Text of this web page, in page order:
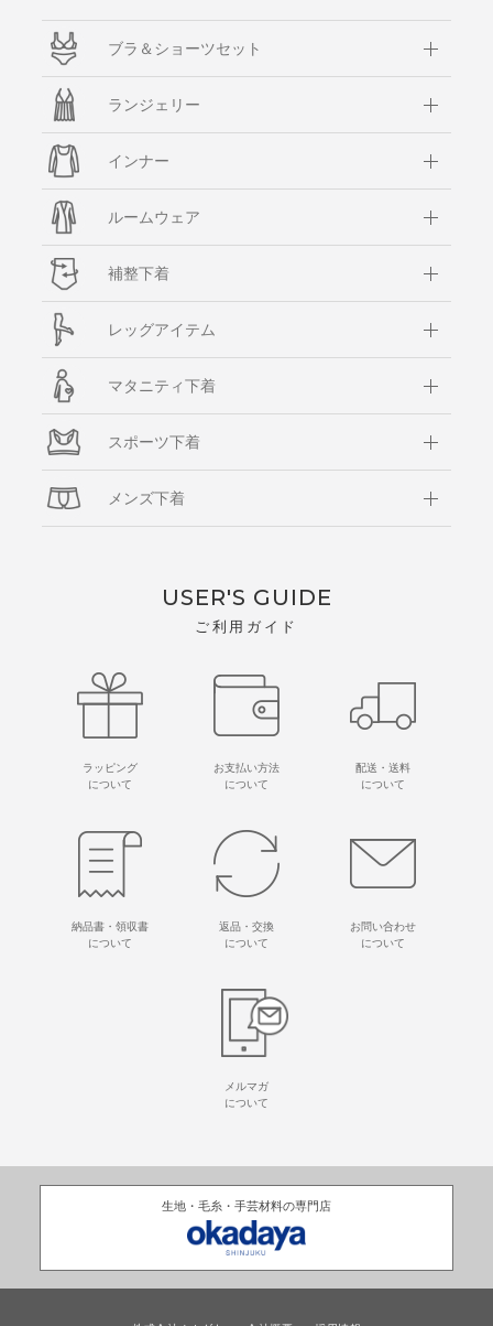
ブラ＆ショーツセット
ランジェリー
インナー
ルームウェア
補整下着
レッグアイテム
マタニティ下着
スポーツ下着
メンズ下着
USER'S GUIDE
ご利用ガイド
ラッピング
について
お支払い方法
について
配送・送料
について
納品書・領収書
について
返品・交換
について
お問い合わせ
について
メルマガ
について
生地・毛糸・手芸材料の専門店